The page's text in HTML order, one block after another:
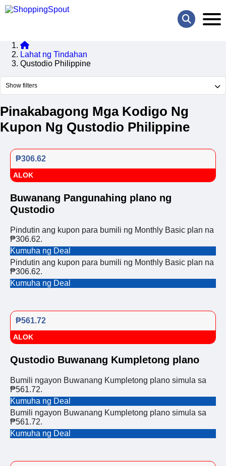
Lahat ng Tindahan
Qustodio Philippine
Show filters
Pinakabagong Mga Kodigo Ng
Kupon Ng Qustodio Philippine
₱306.62
ALOK
Buwanang Pangunahing plano ng
Qustodio
Pindutin ang kupon para bumili ng Monthly Basic plan na
₱306.62.
Kumuha ng Deal
Pindutin ang kupon para bumili ng Monthly Basic plan na
₱306.62.
Kumuha ng Deal
₱561.72
ALOK
Qustodio Buwanang Kumpletong plano
Bumili ngayon Buwanang Kumpletong plano simula sa
₱561.72.
Kumuha ng Deal
Bumili ngayon Buwanang Kumpletong plano simula sa
₱561.72.
Kumuha ng Deal